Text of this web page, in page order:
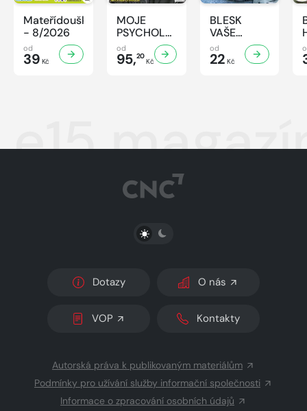
Mateřídouška
- 8/2026
od
39 Kč
MOJE
PSYCHOLOGIE
- 8/2026
od
95,20
Kč
BLESK
VAŠE
RECEPTY -
8/2026
od
22 Kč
e15
PŘEPNOUT SVĚTLÝ/TMAVÝ REŽIM
Dotazy O nás
VOP Kontakty
Autorská práva k publikovaným materiálům
Podmínky pro užívání služby informační společnosti
Informace o zpracování osobních údajů